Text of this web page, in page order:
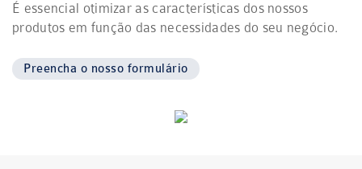
É essencial otimizar as características dos nossos
produtos em função das necessidades do seu negócio.
Preencha o nosso formulário